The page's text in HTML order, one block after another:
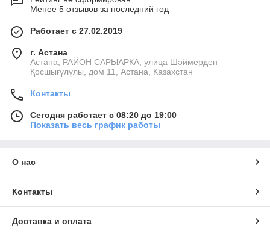
Менее 5 отзывов за последний год
Работает с 27.02.2019
г. Астана
Астана, РАЙОН САРЫАРКА, улица Шәймерден
Қосшығұлұлы, дом 11, Астана, Казахстан
Контакты
Сегодня работает с 08:20 до 19:00
Показать весь график работы
О нас
Контакты
Доставка и оплата